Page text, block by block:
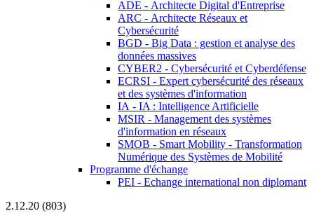
ADE - Architecte Digital d'Entreprise
ARC - Architecte Réseaux et
Cybersécurité
BGD - Big Data : gestion et analyse des
données massives
CYBER2 - Cybersécurité et Cyberdéfense
ECRSI - Expert cybersécurité des réseaux
et des systèmes d'information
IA - IA : Intelligence Artificielle
MSIR - Management des systèmes
d'information en réseaux
SMOB - Smart Mobility - Transformation
Numérique des Systèmes de Mobilité
Programme d'échange
PEI - Echange international non diplomant
2.12.20 (803)